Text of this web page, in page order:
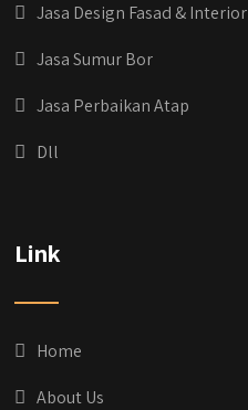
Jasa Design Fasad & Interior
Jasa Sumur Bor
Jasa Perbaikan Atap
Dll
Link
Home
About Us